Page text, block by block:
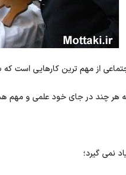
از مهم ترین کارهایی است که
چند در جای خود علمی و مهم
نمی گیرد؛